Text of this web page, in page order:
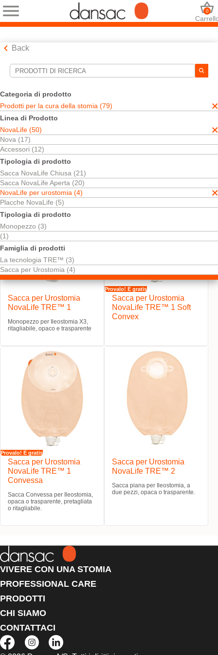
0
Back
Categoria di prodotto
Prodotti per la cura della stomia (79)
Linea di Prodotto
NovaLife (50)
Nova (17)
Accessori (12)
Tipologia di prodotto
Sacca NovaLife Chiusa (21)
Sacca NovaLife Aperta (20)
NovaLife per urostomia (4)
Placche NovaLife (5)
Tipologia di prodotto
Monopezzo (3)
(1)
Famiglia di prodotti
La tecnologia TRE™ (3)
Sacca per Urostomia (4)
Strumenti di ricerca
Le tue selezioni:
Prodotti per la cura della stomia
NovaLife
NovaLife per urostomia
La sua selezione abbinato4risultati
Ordina per:
Sacca per Urostomia
NovaLife TRE™ 1
Monopezzo per Ileostomia X3,
ritagliabile, opaco e trasparente
Provalo! È gratis
Sacca per Urostomia
NovaLife TRE™ 1 Soft
Convex
Provalo! È gratis
Sacca per Urostomia
NovaLife TRE™ 1
Convessa
Sacca Convessa per Ileostomia,
opaca o trasparente, pretagliata
o ritagliabile.
Sacca per Urostomia
NovaLife TRE™ 2
Sacca piana per Ileostomia, a
due pezzi, opaca o trasparente.
VIVERE CON UNA STOMIA
PROFESSIONAL CARE
PRODOTTI
CHI SIAMO
CONTATTACI